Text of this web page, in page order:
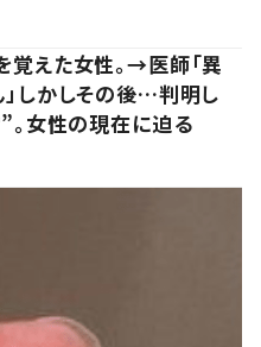
えた女性。→医師「異
しかしその後…判明し
。女性の現在に迫る